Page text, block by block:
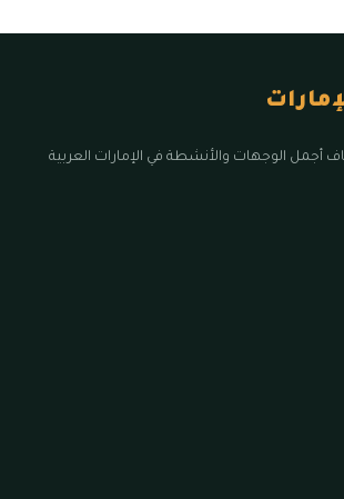
أجمل الوجهات والأنشطة في الإمارات العربية